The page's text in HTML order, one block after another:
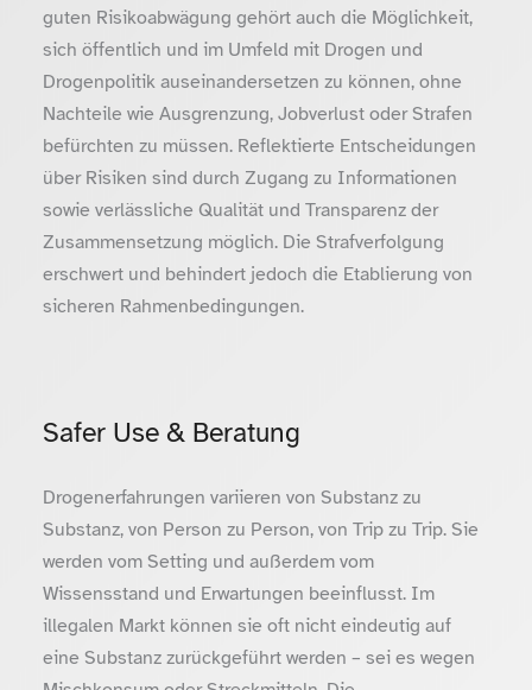
guten Risikoabwägung gehört auch die Möglichkeit,
sich öffentlich und im Umfeld mit Drogen und
Drogenpolitik auseinandersetzen zu können, ohne
Nachteile wie Ausgrenzung, Jobverlust oder Strafen
befürchten zu müssen. Reflektierte Entscheidungen
über Risiken sind durch Zugang zu Informationen
sowie verlässliche Qualität und Transparenz der
Zusammensetzung möglich. Die Strafverfolgung
erschwert und behindert jedoch die Etablierung von
sicheren Rahmenbedingungen.
Safer Use & Beratung
Drogenerfahrungen variieren von Substanz zu
Substanz, von Person zu Person, von Trip zu Trip. Sie
werden vom Setting und außerdem vom
Wissensstand und Erwartungen beeinflusst. Im
illegalen Markt können sie oft nicht eindeutig auf
eine Substanz zurückgeführt werden – sei es wegen